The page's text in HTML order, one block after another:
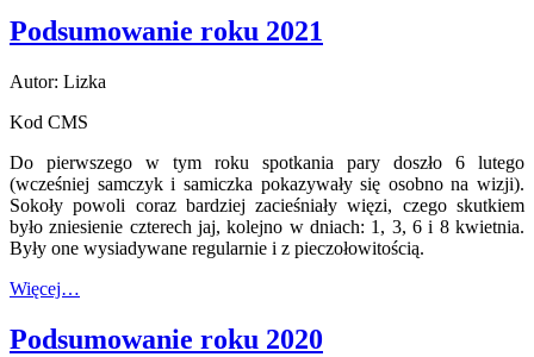
Podsumowanie roku 2021
Autor: Lizka
Kod CMS
Do pierwszego w tym roku spotkania pary doszło 6 lutego
(wcześniej samczyk i samiczka pokazywały się osobno na wizji).
Sokoły powoli coraz bardziej zacieśniały więzi, czego skutkiem
było zniesienie czterech jaj, kolejno w dniach: 1, 3, 6 i 8 kwietnia.
Były one wysiadywane regularnie i z pieczołowitością.
Więcej…
Podsumowanie roku 2020